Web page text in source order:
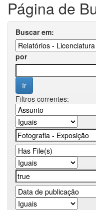
Página de
Buscar em:
por
Filtros correntes: